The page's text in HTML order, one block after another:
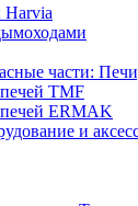
Harvia
части:
TMF
ERMAK
и